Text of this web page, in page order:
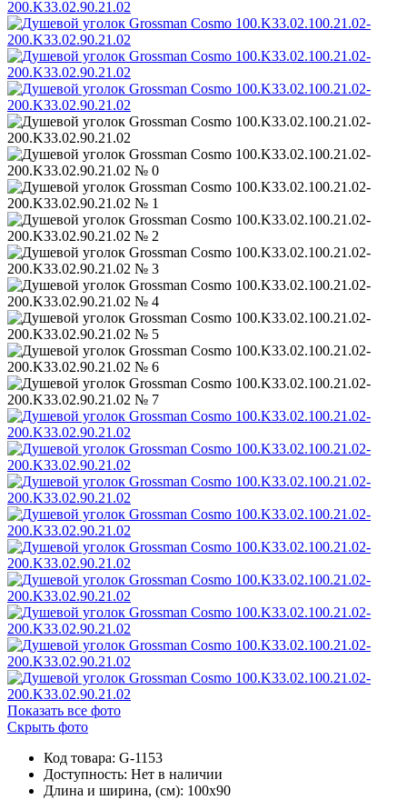
Показать все фото
Скрыть фото
Код товара: G-1153
Доступность: Нет в наличии
Длина и ширина, (см): 100x90